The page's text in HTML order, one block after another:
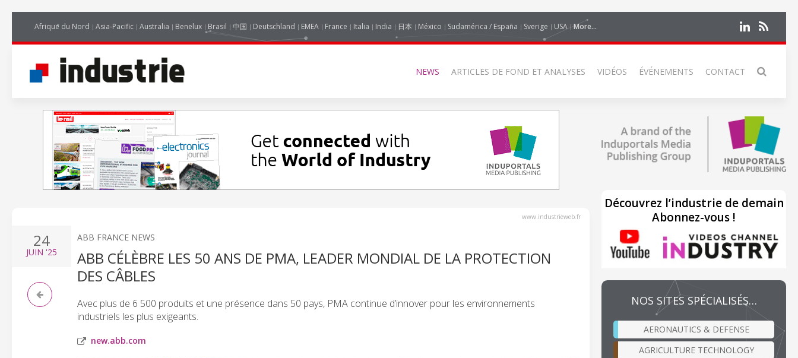
Afrique du Nord Asia-Pacific Australia Benelux Brasil 中国 Deutschland EMEA France Italia India 日本 México Sudamérica / España Sverige USA More...
NEWS ARTICLES DE FOND ET ANALYSES VIDÉOS ÉVÉNEMENTS CONTACT
www.industrieweb.fr
24
JUIN '25
ABB FRANCE NEWS
ABB CÉLÈBRE LES 50 ANS DE PMA, LEADER MONDIAL DE LA PROTECTION
DES CÂBLES
Avec plus de 6 500 produits et une présence dans 50 pays, PMA continue d’innover pour les environnements
industriels les plus exigeants.
new.abb.com
Découvrez l’industrie de demain
Abonnez-vous !
NOS SITES SPÉCIALISÉS…
AERONAUTICS & DEFENSE
AGRICULTURE TECHNOLOGY